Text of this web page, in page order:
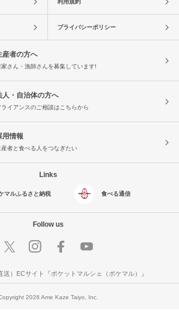
プライバシーポリシー
産者の方へ
家さん・漁師さんを募集しています!
人・自治体の方へ
ライアンスのご相談はこちらから
用情報
産者と食べる人をつなぎたい
Links
マルふるさと納税 食べる通信
Follow us
送）ECサイト『ポケットマルシェ（ポケマル）』
2026 Ame Kaze Taiyo, Inc.